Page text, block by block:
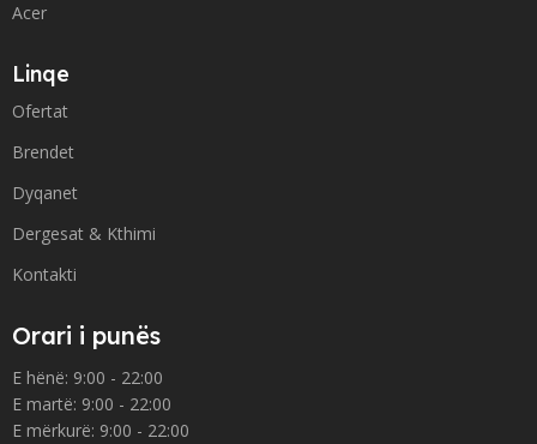
Acer
Linqe
Ofertat
Brendet
Dyqanet
Dergesat & Kthimi
Kontakti
Orari i punës
E hënë: 9:00 - 22:00
E martë: 9:00 - 22:00
E mërkurë: 9:00 - 22:00